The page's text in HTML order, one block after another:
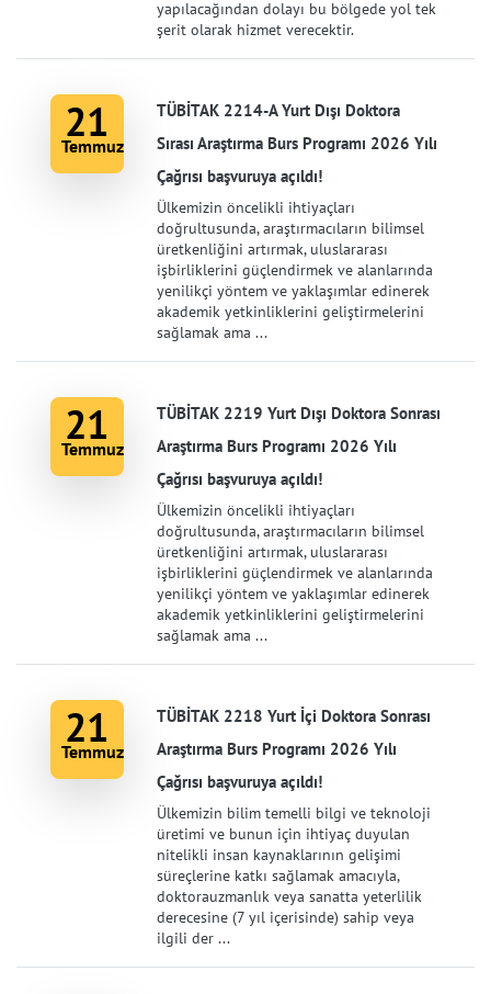
yapılacağından dolayı bu bölgede yol tek
şerit olarak hizmet verecektir.
21
Temmuz
TÜBİTAK 2214-A Yurt Dışı Doktora
Sırası Araştırma Burs Programı 2026 Yılı
Çağrısı başvuruya açıldı!
Ülkemizin öncelikli ihtiyaçları
doğrultusunda, araştırmacıların bilimsel
üretkenliğini artırmak, uluslararası
işbirliklerini güçlendirmek ve alanlarında
yenilikçi yöntem ve yaklaşımlar edinerek
akademik yetkinliklerini geliştirmelerini
sağlamak ama ...
21
Temmuz
TÜBİTAK 2219 Yurt Dışı Doktora Sonrası
Araştırma Burs Programı 2026 Yılı
Çağrısı başvuruya açıldı!
Ülkemizin öncelikli ihtiyaçları
doğrultusunda, araştırmacıların bilimsel
üretkenliğini artırmak, uluslararası
işbirliklerini güçlendirmek ve alanlarında
yenilikçi yöntem ve yaklaşımlar edinerek
akademik yetkinliklerini geliştirmelerini
sağlamak ama ...
21
Temmuz
TÜBİTAK 2218 Yurt İçi Doktora Sonrası
Araştırma Burs Programı 2026 Yılı
Çağrısı başvuruya açıldı!
Ülkemizin bilim temelli bilgi ve teknoloji
üretimi ve bunun için ihtiyaç duyulan
nitelikli insan kaynaklarının gelişimi
süreçlerine katkı sağlamak amacıyla,
doktorauzmanlık veya sanatta yeterlilik
derecesine (7 yıl içerisinde) sahip veya
ilgili der ...